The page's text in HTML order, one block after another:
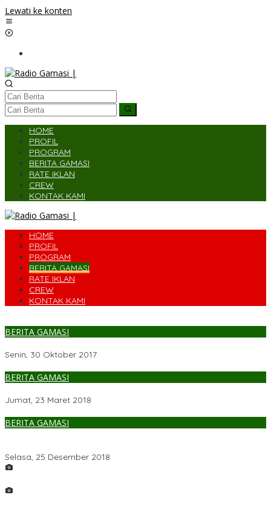
Lewati ke konten
HOME
PROFIL
PROGRAM
BERITA GAMASI
RATE IKLAN
CREW
KONTAK KAMI
HOME
PROFIL
PROGRAM
BERITA GAMASI
RATE IKLAN
CREW
KONTAK KAMI
BERITA GAMASI
Senin, 30 Oktober 2017
BERITA GAMASI
Jumat, 23 Maret 2018
BERITA GAMASI
Selasa, 25 Desember 2018